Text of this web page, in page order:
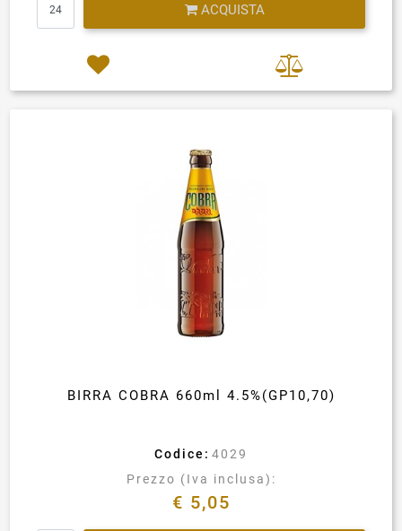
ACQUISTA
BIRRA COBRA 660ml 4.5%(GP10,70)
Codice: 4029
Prezzo (Iva inclusa):
€ 5,05